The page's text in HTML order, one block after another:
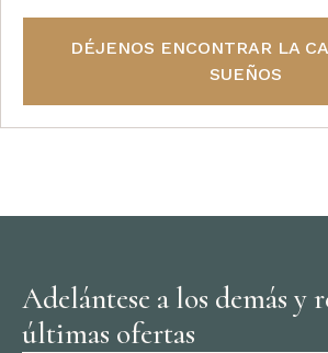
DÉJENOS ENCONTRAR LA
SUEÑOS
Adelántese a los demás y
últimas ofertas